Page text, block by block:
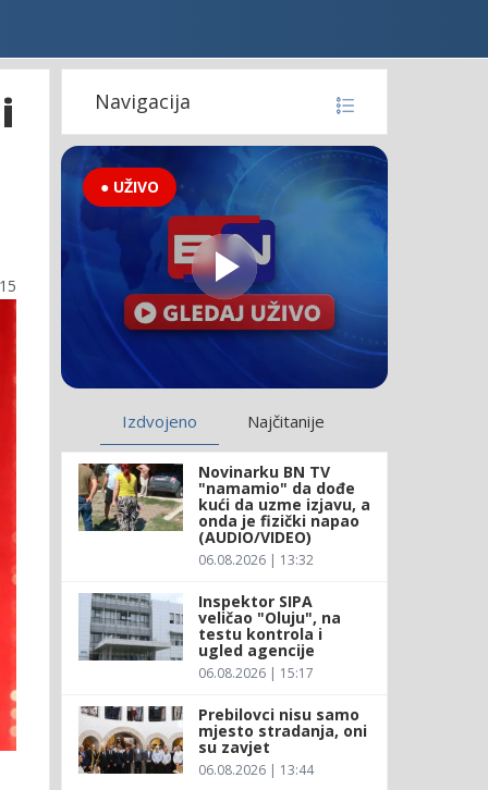
Navigacija
● UŽIVO
Izdvojeno Najčitanije
Novinarku BN TV
"namamio" da dođe
kući da uzme izjavu, a
onda je fizički napao
(AUDIO/VIDEO)
06.08.2026 | 13:32
Inspektor SIPA
veličao "Oluju", na
testu kontrola i
ugled agencije
06.08.2026 | 15:17
Prebilovci nisu samo
mjesto stradanja, oni
su zavjet
06.08.2026 | 13:44